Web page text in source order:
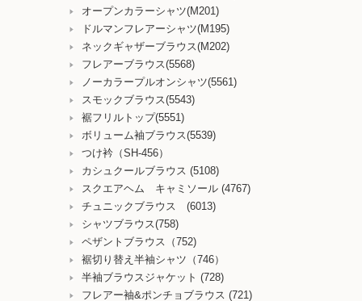
オープンカラーシャツ(M201)
ドルマンフレアーシャツ(M195)
ネックギャザーブラウス(M202)
フレアーブラウス(5568)
ノーカラープルオンシャツ(5561)
スモックブラウス(5543)
裾フリルトップ(5551)
ボリューム袖ブラウス(5539)
つけ衿（SH-456）
カシュクールブラウス (5108)
スクエアヘム キャミソール (4767)
チュニックブラウス (6013)
シャツブラウス(758)
ペザントブラウス（752)
裾切り替え半袖シャツ（746）
半袖ブラウスジャケット (728)
フレアー袖&ポンチョブラウス (721)